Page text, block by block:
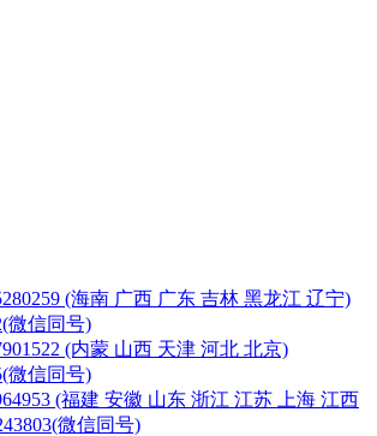
(海南 广西 广东 吉林 黑龙江 辽宁)
微信同号)
(内蒙 山西 天津 河北 北京)
微信同号)
(福建 安徽 山东 浙江 江苏 上海 江西
微信同号)